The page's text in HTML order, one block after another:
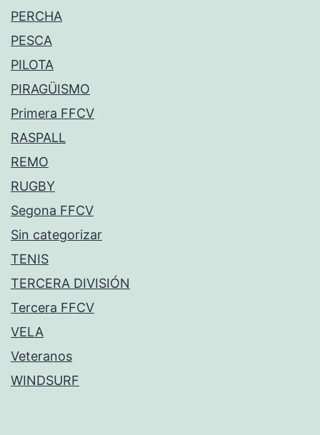
PERCHA
PESCA
PILOTA
PIRAGÜISMO
Primera FFCV
RASPALL
REMO
RUGBY
Segona FFCV
Sin categorizar
TENIS
TERCERA DIVISIÓN
Tercera FFCV
VELA
Veteranos
WINDSURF